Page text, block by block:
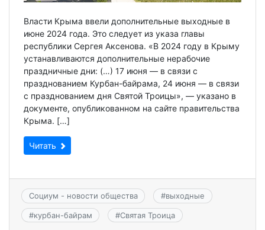
Власти Крыма ввели дополнительные выходные в
июне 2024 года. Это следует из указа главы
республики Сергея Аксенова. «В 2024 году в Крыму
устанавливаются дополнительные нерабочие
праздничные дни: (…) 17 июня — в связи с
празднованием Курбан-байрама, 24 июня — в связи
с празднованием дня Святой Троицы», — указано в
документе, опубликованном на сайте правительства
Крыма. […]
Читать
Социум - новости общества #выходные
#курбан-байрам #Святая Троица